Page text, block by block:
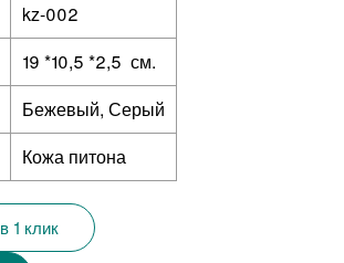
kz-002
19 *10,5 *2,5 см.
Бежевый, Серый
Кожа питона
1 клик